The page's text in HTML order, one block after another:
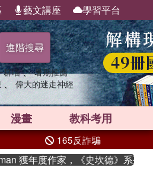
藝文講座 學習平台
進階搜尋
群喵 、 暑期推薦
、 偉大的迷走神經
漫畫 教科考用
165反詐騙
獲年度作家，《史坎德》系列帶你